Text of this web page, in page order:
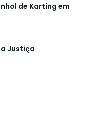
de Karting em
Justiça